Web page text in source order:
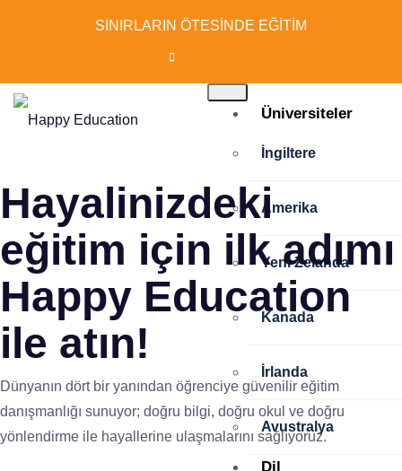
SINIRLARIN ÖTESİNDE EĞİTİM
Üniversiteler
İngiltere
Amerika
Yeni Zelanda
Kanada
İrlanda
Avustralya
Dil
Hayalinizdeki
eğitim için ilk adımı
Happy Education
ile atın!
Dünyanın dört bir yanından öğrenciye güvenilir eğitim
danışmanlığı sunuyor; doğru bilgi, doğru okul ve doğru
yönlendirme ile hayallerine ulaşmalarını sağlıyoruz.